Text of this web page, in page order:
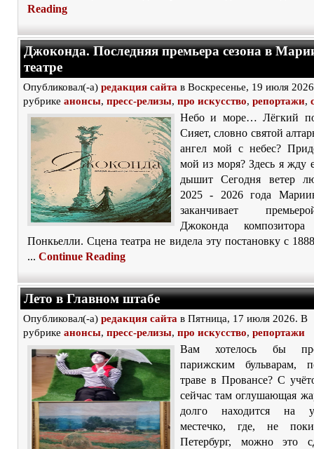
Reading
Джоконда. Последняя премьера сезона в
театре
Опубликовал(-а) редакция сайта в Воскресенье, 19 июля
рубрике анонсы, пресс-релизы, про искусство, репортажи,
Небо и море… Лёгкий
Сияет, словно святой
ангел мой с небес?
мой из моря? Здесь я жду
дышит Сегодня ветер
2025 - 2026 года
заканчивает
Джоконда композитора
Понкьелли. Сцена театра не видела эту постановку с
... Continue Reading
Лето в Главном штабе
Опубликовал(-а) редакция сайта в Пятница, 17 июля 2026. В
рубрике анонсы, пресс-релизы, про искусство, репортажи
Вам хотелось бы
парижским бульварам,
траве в Провансе? С
сейчас там оглушающая
долго находится на
местечко, где, не
Петербург, можно это